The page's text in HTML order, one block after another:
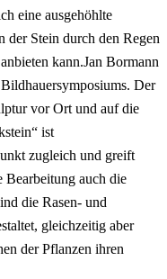
eine ausgehöhlte
der Stein durch den Regen
kann.Jan Bormann
Der
vor Ort und auf die
ist
zugleich und greift
Bearbeitung auch die
die Rasen- und
gleichzeitig aber
der Pflanzen ihren